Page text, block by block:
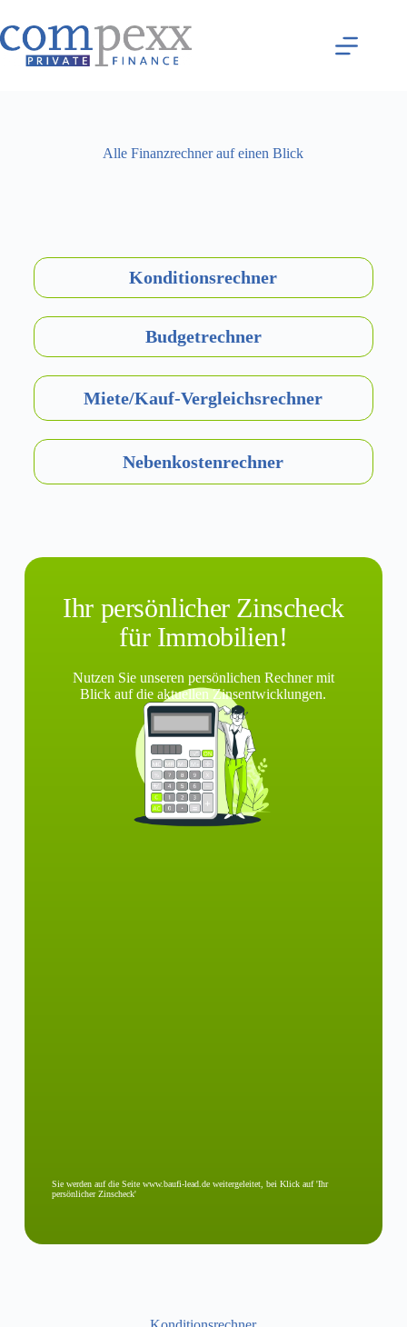
Alle Finanzrechner auf einen Blick
Konditions­rechner
Budget­rechner
Miete/Kauf-Vergleichs­rechner
Neben­kosten­rechner
Ihr persönlicher Zinscheck
für Immobilien!
Nutzen Sie unseren persönlichen Rechner mit
Blick auf die aktuellen Zinsentwicklungen.
Sie werden auf die Seite www.baufi-lead.de weitergeleitet, bei Klick auf 'Ihr
persönlicher Zinscheck'